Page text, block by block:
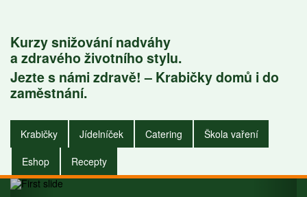
Kurzy snižování nadváhy
a zdravého životního stylu.
Jezte s námi zdravě! – Krabičky domů i do
zaměstnání.
Krabičky Jídelníček Catering
Škola vaření
Eshop
Recepty
Krabičky do
zaměstnání i do
domu.